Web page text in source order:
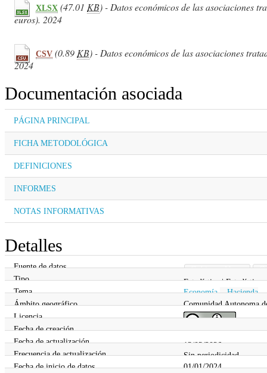
XLSX (47.01 KB) - Datos económicos de las asociaciones
euros). 2024
CSV (0.89 KB) - Datos económicos de las asociaciones
2024
Documentación asociada
PÁGINA PRINCIPAL
FICHA METODOLÓGICA
DEFINICIONES
INFORMES
NOTAS INFORMATIVAS
Detalles
Fuente de datos Gobierno Vasco
Tipo
Estadística | Estadística
Tema
Economía ,Hacienda
Ámbito geográfico
Comunidad Autonoma
Licencia
Fecha de creación
Fecha de actualización
13/03/2026
Frecuencia de actualización
Sin periodicidad
Fecha de inicio de datos
01/01/2024